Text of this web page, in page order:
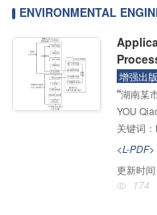
ENVIRONMENTAL
Solid
A
增强出版
“湖南某
程，介
专家构
池"复合
解决用
决方案。
关键词：
<L-PDF>
更新时间
174